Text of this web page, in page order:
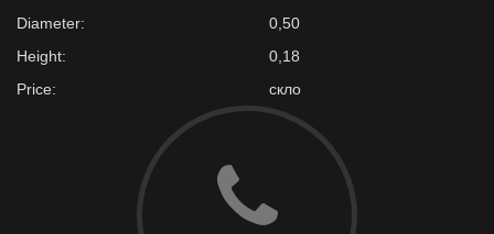
Diameter:
0,50
Height:
0,18
Price:
скло